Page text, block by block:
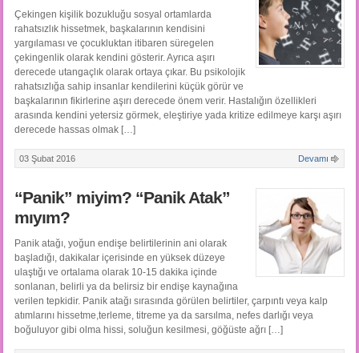
Çekingen kişilik bozukluğu sosyal ortamlarda
rahatsızlık hissetmek, başkalarının kendisini
yargılaması ve çocukluktan itibaren süregelen
çekingenlik olarak kendini gösterir. Ayrıca aşırı
derecede utangaçlık olarak ortaya çıkar. Bu psikolojik
rahatsızlığa sahip insanlar kendilerini küçük görür ve
başkalarının fikirlerine aşırı derecede önem verir. Hastalığın özellikleri
arasında kendini yetersiz görmek, eleştiriye yada kritize edilmeye karşı aşırı
derecede hassas olmak […]
03 Şubat 2016 Devamı
“Panik” miyim? “Panik Atak”
mıyım?
Panik atağı, yoğun endişe belirtilerinin ani olarak
başladığı, dakikalar içerisinde en yüksek düzeye
ulaştığı ve ortalama olarak 10-15 dakika içinde
sonlanan, belirli ya da belirsiz bir endişe kaynağına
verilen tepkidir. Panik atağı sırasında görülen belirtiler, çarpıntı veya kalp
atımlarını hissetme,terleme, titreme ya da sarsılma, nefes darlığı veya
boğuluyor gibi olma hissi, soluğun kesilmesi, göğüste ağrı […]